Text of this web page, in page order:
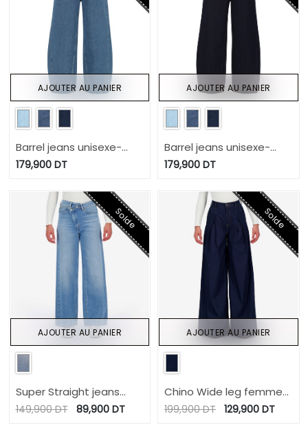
Barrel jeans unisexe-
BIBOO
179,900DT
AJOUTER AU PANIER
Barrel jeans unisexe-
BIBOO
179,900 DT
AJOUTER AU PANIER
Solde
Super Straight jeans
femme avec braguette
149,900DT 89,900DT
AJOUTER AU PANIER
Solde
Chino Wide leg femme-
CHEDIA
199,900DT 129,900 DT
AJOUTER AU PANIER